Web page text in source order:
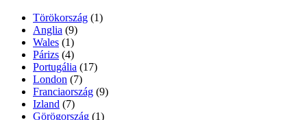
Törökország (1)
Anglia (9)
Wales (1)
Párizs (4)
Portugália (17)
London (7)
Franciaország (9)
Izland (7)
Görögország (1)